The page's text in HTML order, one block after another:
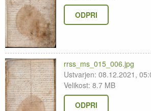
ODPRI
rrss_ms_015_006.jpg
Ustvarjen: 08.12.2021,
Velikost: 8.7 MB
ODPRI